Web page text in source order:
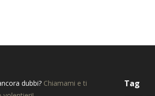
dubbi? Chiamami e ti
Tag